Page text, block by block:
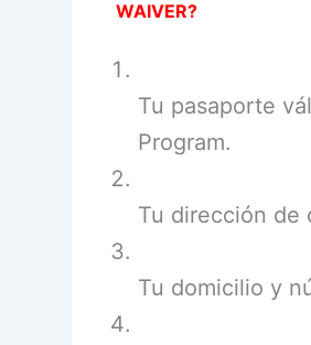
WAIVER?
Tu pasaporte
Program.
Tu dirección de
Tu domicilio y